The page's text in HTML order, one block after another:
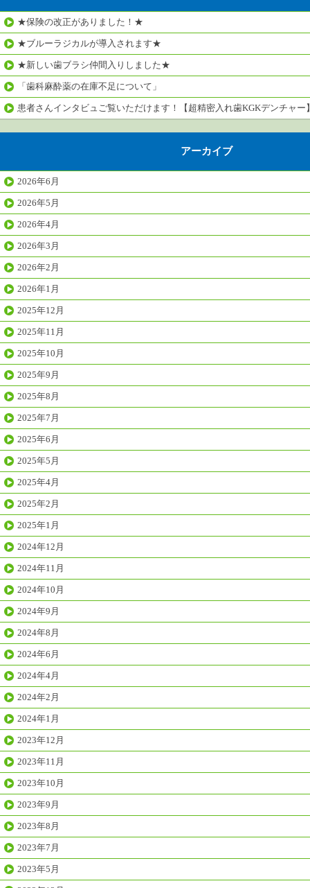
★保険の改正がありました！★
★ブルーラジカルが導入されます★
★新しい歯ブラシ仲間入りしました★
「歯科麻酔薬の在庫不足について」
患者さんインタビュご覧いただけます！【超精密入れ歯KGKデンチャー
アーカイブ
2026年6月
2026年5月
2026年4月
2026年3月
2026年2月
2026年1月
2025年12月
2025年11月
2025年10月
2025年9月
2025年8月
2025年7月
2025年6月
2025年5月
2025年4月
2025年2月
2025年1月
2024年12月
2024年11月
2024年10月
2024年9月
2024年8月
2024年6月
2024年4月
2024年2月
2024年1月
2023年12月
2023年11月
2023年10月
2023年9月
2023年8月
2023年7月
2023年5月